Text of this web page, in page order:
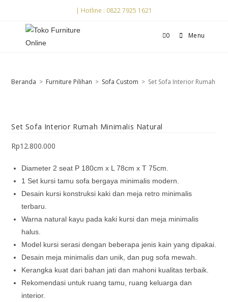
| Hotline : 0822 7925 1621
0 Menu
Beranda > Furniture Pilihan > Sofa Custom > Set Sofa Interior Rumah
Set Sofa Interior Rumah Minimalis Natural
Rp12.800.000
Diameter 2 seat P 180cm x L 78cm x T 75cm.
1 Set kursi tamu sofa bergaya minimalis modern.
Desain kursi konstruksi kaki dan meja retro minimalis
terbaru.
Warna natural kayu pada kaki kursi dan meja minimalis
halus.
Model kursi serasi dengan beberapa jenis kain yang dipakai.
Desain meja minimalis dan unik, dan pug sofa mewah.
Kerangka kuat dari bahan jati dan mahoni kualitas terbaik.
Rekomendasi untuk ruang tamu, ruang keluarga dan
interior.